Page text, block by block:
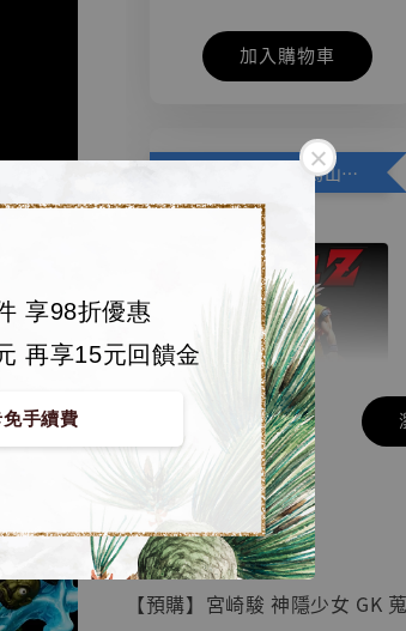
享98折優惠
再享15元回饋金
手續費
加入購物車
加購優惠【悟空 鳥山明紀念款 [奇蹟工作室]】
【店內現貨】七龍珠
系列蒐藏雕像 悟空
鳥山明紀念款 [奇蹟
工作室]
NT$ 4,280
- +
🏝【無人島玩具】
【預購】宮崎駿 神隱少女 GK